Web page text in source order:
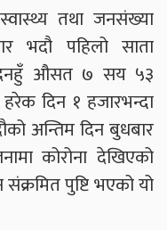
तथा जनसंख्या
भदौ पहिलो साता
औसत ७ सय ५३
हरेक दिन १ हजारभन्दा
अन्तिम दिन बुधबार
कोरोना देखिएको
पुष्टि भएको यो